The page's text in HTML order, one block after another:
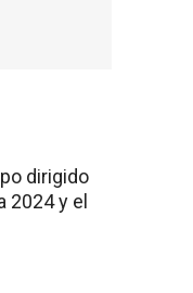
dirigido
2024 y el